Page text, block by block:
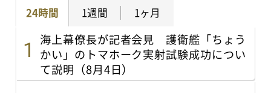
24時間 1週間 1ヶ月
海上幕僚長が記者会見 護衛艦「ちょう
かい」のトマホーク実射試験成功につい
て説明（8月4日）